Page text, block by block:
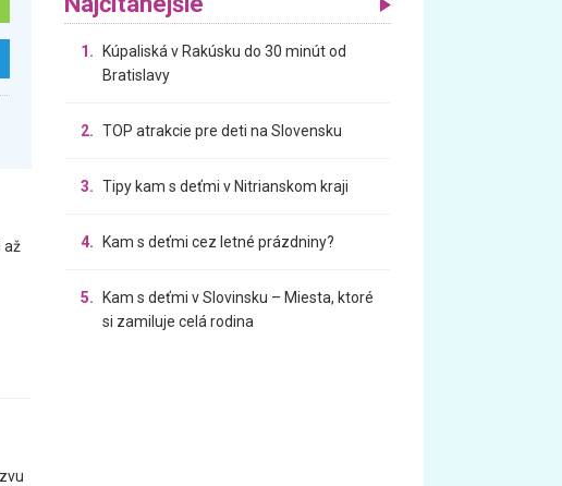
až
1.
Kúpaliská v Rakúsku do 30 minút od
Bratislavy
2. TOP atrakcie pre deti na Slovensku
3. Tipy kam s deťmi v Nitrianskom kraji
4. Kam s deťmi cez letné prázdniny?
5.
Kam s deťmi v Slovinsku – Miesta, ktoré
si zamiluje celá rodina